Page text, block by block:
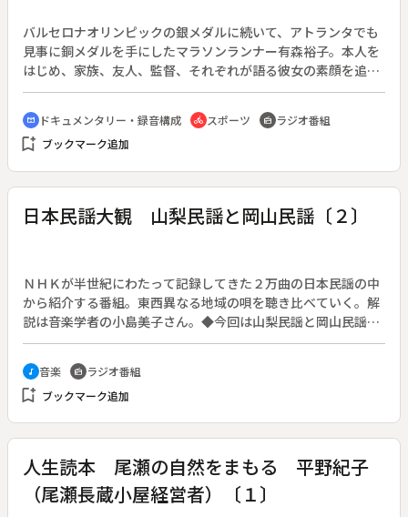
バルセロナオリンピックの銀メダルに続いて、アトランタでも
見事に銅メダルを手にしたマラソンランナー有森裕子。本人を
はじめ、家族、友人、監督、それぞれが語る彼女の素顔を追
う。
cinematic_blur ドキュメンタリー・録音構成 directions_bike スポーツ radio ラジオ番組
bookmark_add ブックマーク追加
日本民謡大観 山梨民謡と岡山民謡〔２〕
ＮＨＫが半世紀にわたって記録してきた２万曲の日本民謡の中
から紹介する番組。東西異なる地域の唄を聴き比べていく。解
説は音楽学者の小島美子さん。◆今回は山梨民謡と岡山民謡の
２回目。両県の紙漉唄を聴き比べる。曲目は山梨の「楮打（か
どうち）唄」「紙漉唄」、岡山の「紙漉唄」「茣蓙織り唄」。
music_note 音楽 radio ラジオ番組
bookmark_add ブックマーク追加
人生読本 尾瀬の自然をまもる 平野紀子
（尾瀬長蔵小屋経営者）〔１〕